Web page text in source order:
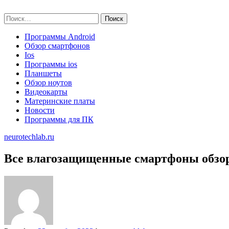
to
content
Найти:
Программы Android
Обзор смартфонов
Ios
Программы ios
Планшеты
Обзор ноутов
Видеокарты
Материнские платы
Новости
Программы для ПК
neurotechlab.ru
Все влагозащищенные смартфоны